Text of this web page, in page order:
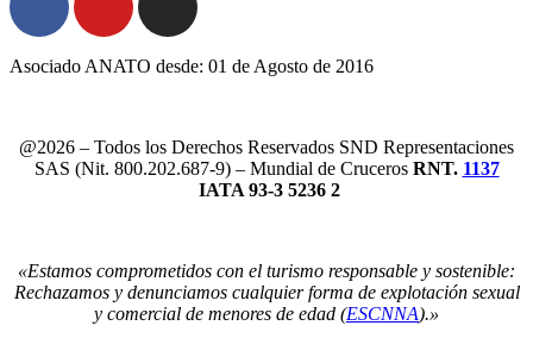
Asociado ANATO desde: 01 de Agosto de 2016
@2026 – Todos los Derechos Reservados SND Representaciones
SAS (Nit. 800.202.687-9) – Mundial de Cruceros RNT. 1137
IATA 93-3 5236 2
«Estamos comprometidos con el turismo responsable y sostenible:
Rechazamos y denunciamos cualquier forma de explotación sexual
y comercial de menores de edad (ESCNNA).»